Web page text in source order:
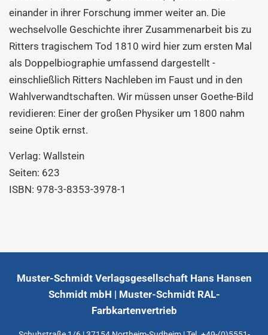
einander in ihrer Forschung immer weiter an. Die
wechselvolle Geschichte ihrer Zusammenarbeit bis zu
Ritters tragischem Tod 1810 wird hier zum ersten Mal
als Doppelbiographie umfassend dargestellt -
einschließlich Ritters Nachleben im Faust und in den
Wahlverwandtschaften. Wir müssen unser Goethe-Bild
revidieren: Einer der großen Physiker um 1800 nahm
seine Optik ernst.
Verlag: Wallstein
Seiten: 623
ISBN: 978-3-8353-3978-1
Muster-Schmidt Verlagsgesellschaft Hans Hansen
Schmidt mbH | Muster-Schmidt RAL-
Farbkartenvertrieb